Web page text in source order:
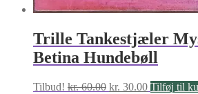
Trille Tankestjæler
Betina Hundebøll
Tilbud! kr.60.00 Den
kr. 30.00Den
Tilføj til